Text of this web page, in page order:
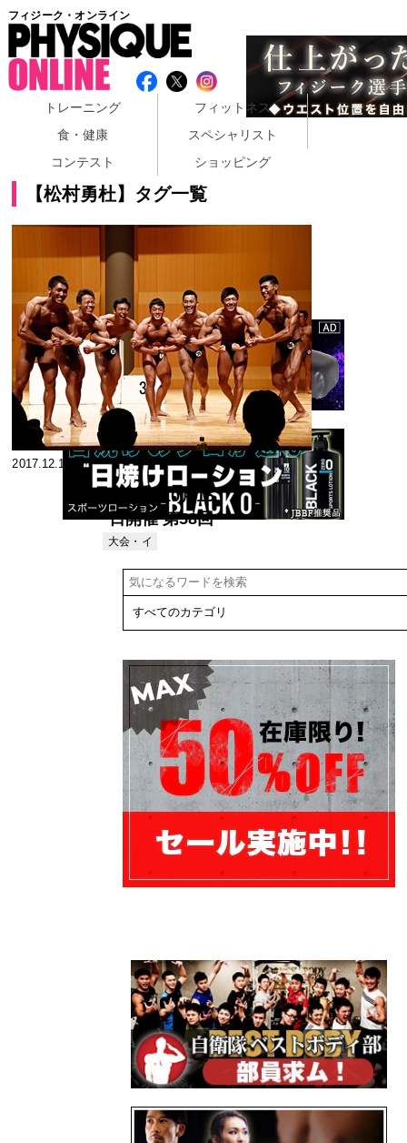
フィジーク・オンライン
トレーニング
フィットネス
食・健康
スペシャリスト
コンテスト
ショッピング
【松村勇杜】タグ一覧
2017.12.13
2017年10月15
日開催 第58回
関東学生ボデ
大会・イ